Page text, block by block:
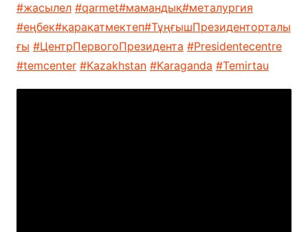
#жасылел #qarmet#мамандық#металургия
#еңбек#қарақатмектеп#ТұңғышПрезиденторталы
ғы #ЦентрПервогоПрезидента #Presidentecentre
#temcenter #Kazakhstan #Karaganda #Temirtau